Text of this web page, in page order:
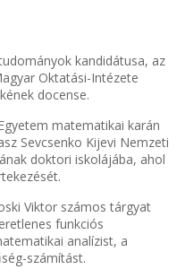
kandidátusa, az
Oktatási-Intézete
docense.
matematikai karán
Sevcsenko Kijevi Nemzeti
doktori iskolájába, ahol
Viktor számos tárgyat
funkciós
analízist, a
számítást.